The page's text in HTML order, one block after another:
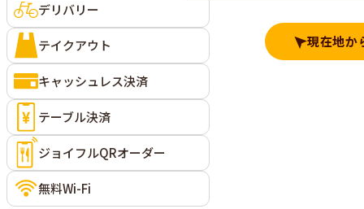
デリバリー
テイクアウト
キャッシュレス決済
テーブル決済
ジョイフルQRオーダー
無料Wi-Fi
現在地か